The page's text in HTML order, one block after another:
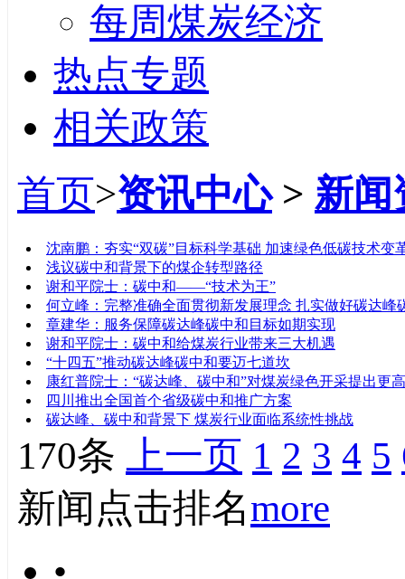
每周煤炭经济
热点专题
相关政策
首页>资讯中心> 新闻
沈南鹏：夯实“双碳”目标科学基础 加速绿色低碳技术变
浅议碳中和背景下的煤企转型路径
谢和平院士：碳中和——“技术为王”
何立峰：完整准确全面贯彻新发展理念 扎实做好碳达峰
章建华：服务保障碳达峰碳中和目标如期实现
谢和平院士：碳中和给煤炭行业带来三大机遇
“十四五”推动碳达峰碳中和要迈七道坎
康红普院士：“碳达峰、碳中和”对煤炭绿色开采提出更
四川推出全国首个省级碳中和推广方案
碳达峰、碳中和背景下 煤炭行业面临系统性挑战
170条 上一页 1 2 3 4 5
新闻点击排名more